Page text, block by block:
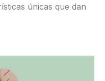
únicas que dan